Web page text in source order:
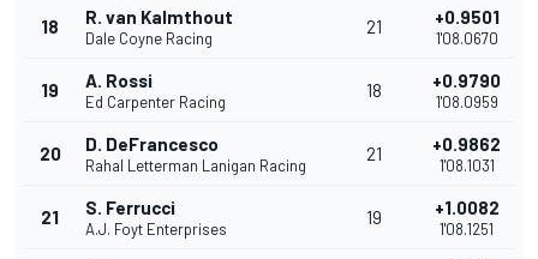
18 R. van Kalmthout
Dale Coyne Racing
21 +0.9501
1'08.0670
19 A. Rossi
Ed Carpenter Racing
18 +0.9790
1'08.0959
20 D. DeFrancesco
Rahal Letterman Lanigan Racing
21 +0.9862
1'08.1031
21 S. Ferrucci
A.J. Foyt Enterprises
19 +1.0082
1'08.1251